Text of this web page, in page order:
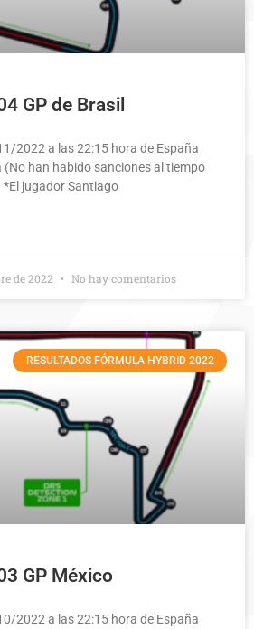
GP de Brasil
2022 a las 22:15 hora de España
(No han habido sanciones al tiempo
jugador Santiago
de 2022 No hay comentarios
RESULTADOS FÓRMULA HYBRID 2022
GP México
2022 a las 22:15 hora de España